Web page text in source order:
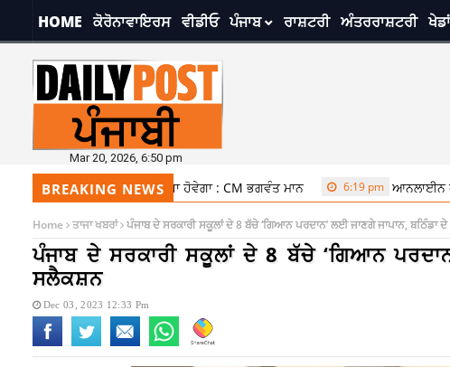
HOME ਕੋਰੋਨਾਵਾਇਰਸ ਵੀਡੀਓ ਪੰਜਾਬ ਰਾਸ਼ਟਰੀ ਅੰਤਰਰਾਸ਼ਟਰੀ ਖੇਡਾਂ
Mar 20, 2026, 6:50 pm
BREAKING NEWS
ਜੋੜਨ ਵਾਲਾ ਪਹਿਲਾ ਸੂਬਾ ਹੋਵੇਗਾ : CM ਭਗਵੰਤ ਮਾਨ 6:19 pm ਆਨਲਾਈਨ ਫੂਡ ਆਰਡਰ
Home ਤਾਜਾ ਖਬਰਾਂ ਪੰਜਾਬ ਦੇ ਸਰਕਾਰੀ ਸਕੂਲਾਂ ਦੇ 8 ਬੱਚੇ ‘ਗਿਆਨ ਪਰਦਾਨ’ ਲਈ ਜਾਣਗੇ ਜਾਪਾਨ,
ਪੰਜਾਬ ਦੇ ਸਰਕਾਰੀ ਸਕੂਲਾਂ ਦੇ 8 ਬੱਚੇ ‘ਗਿਆਨ
ਸਲੈਕਸ਼ਨ
Dec 03, 2023 12:33 Pm